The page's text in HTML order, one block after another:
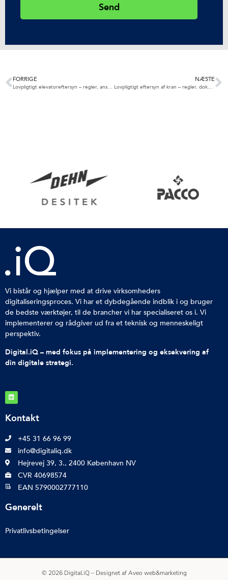
Send
FORRIGE
Lovpligtigt elevatoreftersyn – regler, ansvar og dokumentation
NÆSTE
Lovpligtigt eftersyn af kran – regler, dokumentation og hvordan du kommer i gang
Vi bistår og hjælper med at drive virksomheders
digitaliseringsproces. Vi har et dybdegående indblik i og bruger
de bedste værktøjer, til de brancher vi har specialiseret os i. Vi
implementerer og rådgiver ud fra et teknisk og menneskeligt
perspektiv.
Digital.iQ – med fokus på implementering og eksekvering af
din digitale strategi.
Kontakt
+45 31 66 96 99
info@digitaliq.dk
Hejrevej 39, 3., 2400 København NV
CVR 40698574
EAN 5790002777110
Generelt
Privatlivsbetingelser
© 2026 Digital.iQ – Designet afAveo web&marketing